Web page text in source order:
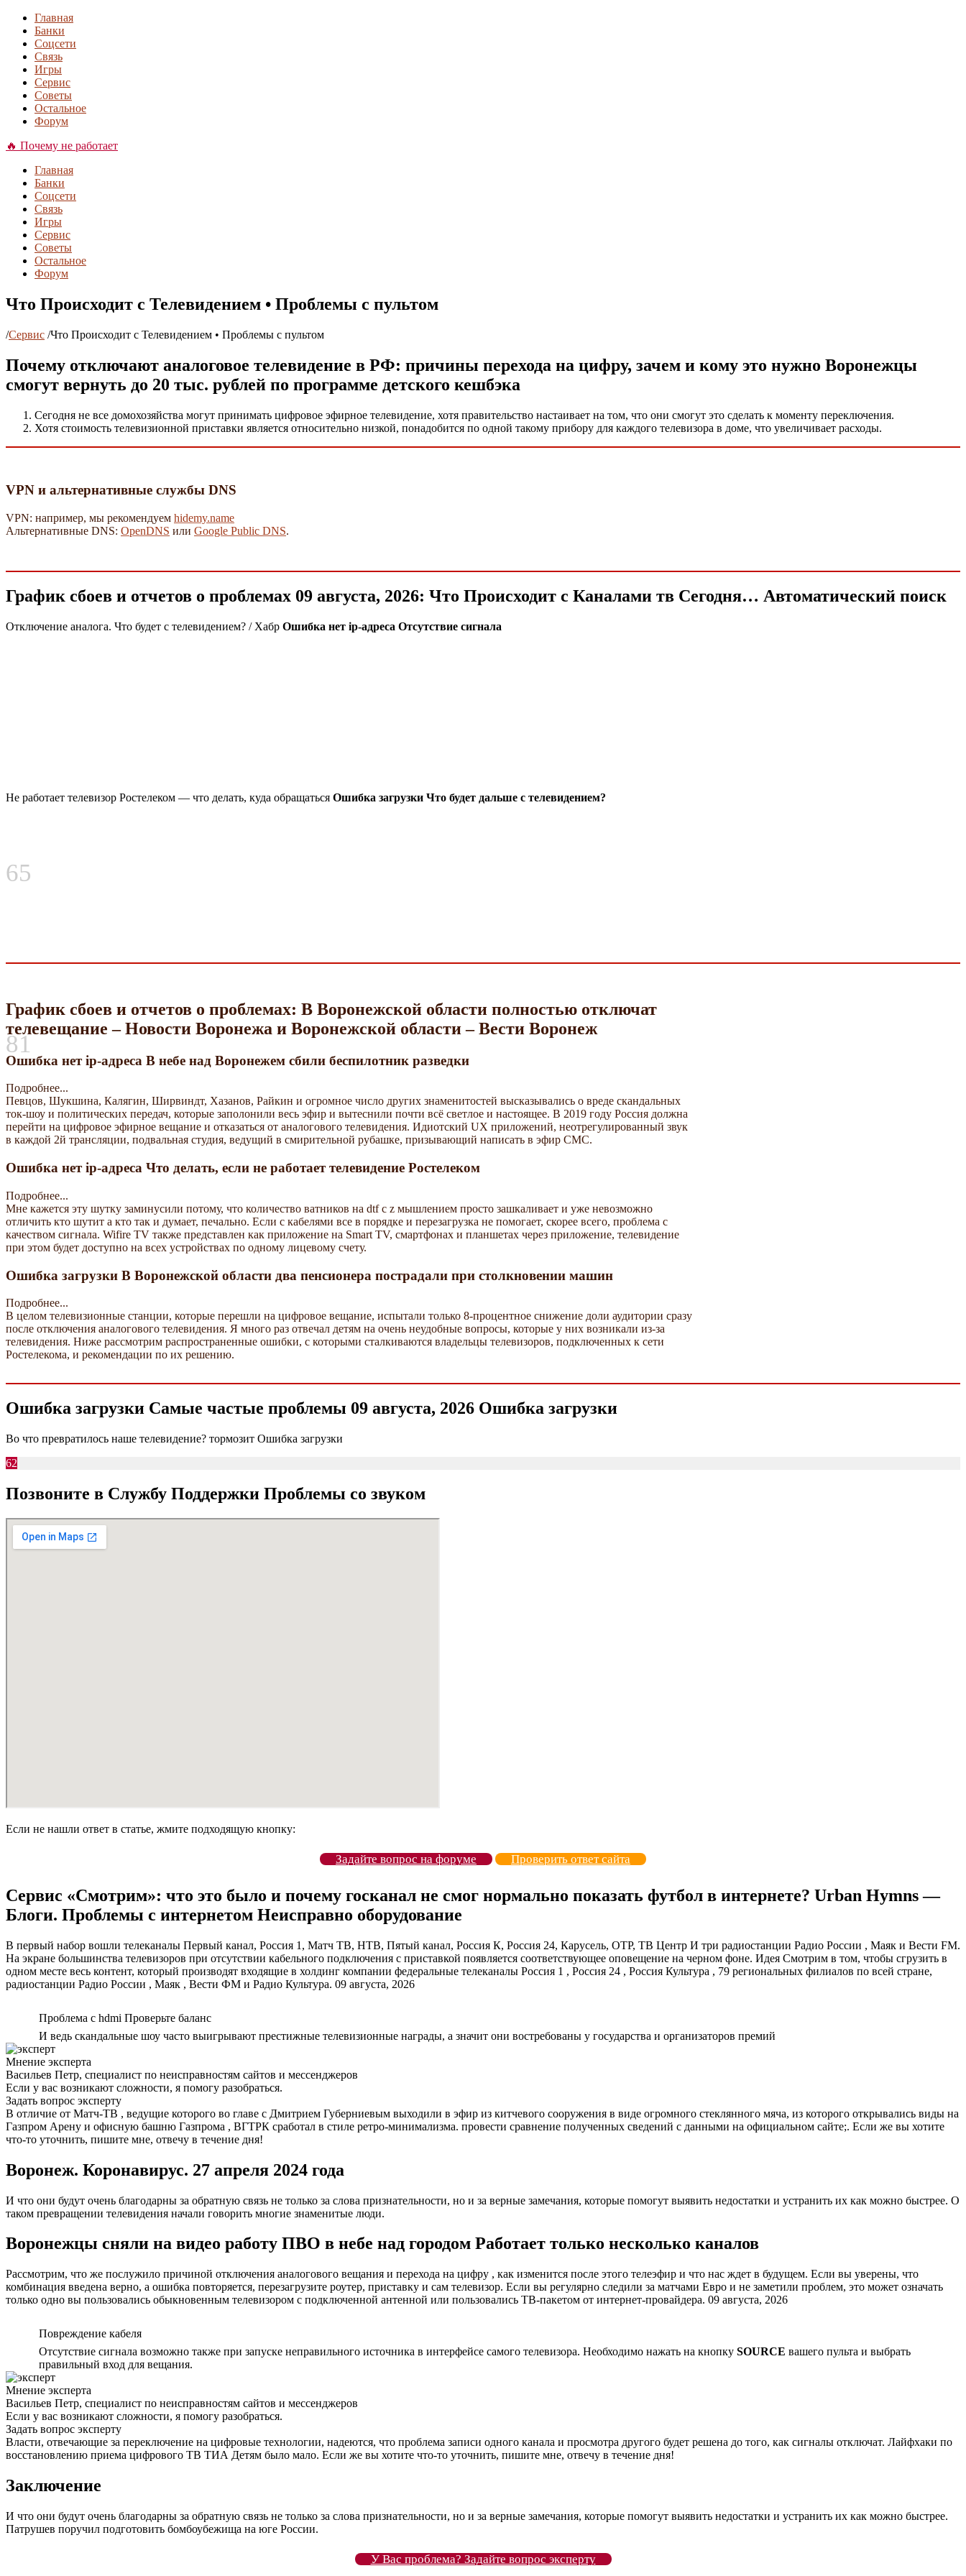
Главная
Банки
Соцсети
Связь
Игры
Сервис
Советы
Остальное
Форум
🔥 Почему не работает
Главная
Банки
Соцсети
Связь
Игры
Сервис
Советы
Остальное
Форум
Что Происходит с Телевидением • Проблемы с пультом
/Сервис /Что Происходит с Телевидением • Проблемы с пультом
Почему отключают аналоговое телевидение в РФ: причины перехода на цифру, зачем и кому это нужно Воронежцы
смогут вернуть до 20 тыс. рублей по программе детского кешбэка
Сегодня не все домохозяйства могут принимать цифровое эфирное телевидение, хотя правительство настаивает на том, что они смогут это сделать к моменту переключения.
Хотя стоимость телевизионной приставки является относительно низкой, понадобится по одной такому прибору для каждого телевизора в доме, что увеличивает расходы.
VPN и альтернативные службы DNS
VPN: например, мы рекомендуем hidemy.name
Альтернативные DNS: OpenDNS или Google Public DNS.
График сбоев и отчетов о проблемах 09 августа, 2026: Что Происходит с Каналами тв Сегодня… Автоматический поиск
Отключение аналога. Что будет с телевидением? / Хабр Ошибка нет ip-адреса Отсутствие сигнала
65
Не работает телевизор Ростелеком — что делать, куда обращаться Ошибка загрузки Что будет дальше с телевидением?
81
График сбоев и отчетов о проблемах: В Воронежской области полностью отключат
телевещание – Новости Воронежа и Воронежской области – Вести Воронеж
Ошибка нет ip-адреса В небе над Воронежем сбили беспилотник разведки
Подробнее...
Певцов, Шукшина, Калягин, Ширвиндт, Хазанов, Райкин и огромное число других знаменитостей высказывались о вреде скандальных
ток-шоу и политических передач, которые заполонили весь эфир и вытеснили почти всё светлое и настоящее. В 2019 году Россия должна
перейти на цифровое эфирное вещание и отказаться от аналогового телевидения. Идиотский UX приложений, неотрегулированный звук
в каждой 2й трансляции, подвальная студия, ведущий в смирительной рубашке, призывающий написать в эфир СМС.
Ошибка нет ip-адреса Что делать, если не работает телевидение Ростелеком
Подробнее...
Мне кажется эту шутку заминусили потому, что количество ватников на dtf с z мышлением просто зашкаливает и уже невозможно
отличить кто шутит а кто так и думает, печально. Если с кабелями все в порядке и перезагрузка не помогает, скорее всего, проблема с
качеством сигнала. Wifire TV также представлен как приложение на Smart TV, смартфонах и планшетах через приложение, телевидение
при этом будет доступно на всех устройствах по одному лицевому счету.
Ошибка загрузки В Воронежской области два пенсионера пострадали при столкновении машин
Подробнее...
В целом телевизионные станции, которые перешли на цифровое вещание, испытали только 8-процентное снижение доли аудитории сразу
после отключения аналогового телевидения. Я много раз отвечал детям на очень неудобные вопросы, которые у них возникали из-за
телевидения. Ниже рассмотрим распространенные ошибки, с которыми сталкиваются владельцы телевизоров, подключенных к сети
Ростелекома, и рекомендации по их решению.
Ошибка загрузки Самые частые проблемы 09 августа, 2026 Ошибка загрузки
Во что превратилось наше телевидение? тормозит Ошибка загрузки
62
Позвоните в Службу Поддержки Проблемы со звуком
Если не нашли ответ в статье, жмите подходящую кнопку:
Задайте вопрос на форуме Проверить ответ сайта
Сервис «Смотрим»: что это было и почему госканал не смог нормально показать футбол в интернете? Urban Hymns —
Блоги. Проблемы с интернетом Неисправно оборудование
В первый набор вошли телеканалы Первый канал, Россия 1, Матч ТВ, НТВ, Пятый канал, Россия К, Россия 24, Карусель, ОТР, ТВ Центр И три радиостанции Радио России , Маяк и Вести FM.
На экране большинства телевизоров при отсутствии кабельного подключения с приставкой появляется соответствующее оповещение на черном фоне. Идея Смотрим в том, чтобы сгрузить в
одном месте весь контент, который производят входящие в холдинг компании федеральные телеканалы Россия 1 , Россия 24 , Россия Культура , 79 региональных филиалов по всей стране,
радиостанции Радио России , Маяк , Вести ФМ и Радио Культура. 09 августа, 2026
Проблема с hdmi Проверьте баланс
И ведь скандальные шоу часто выигрывают престижные телевизионные награды, а значит они востребованы у государства и организаторов премий
Мнение эксперта
Васильев Петр, специалист по неисправностям сайтов и мессенджеров
Если у вас возникают сложности, я помогу разобраться.
Задать вопрос эксперту
В отличие от Матч-ТВ , ведущие которого во главе с Дмитрием Губерниевым выходили в эфир из китчевого сооружения в виде огромного стеклянного мяча, из которого открывались виды на
Газпром Арену и офисную башню Газпрома , ВГТРК сработал в стиле ретро-минимализма. провести сравнение полученных сведений с данными на официальном сайте;. Если же вы хотите
что-то уточнить, пишите мне, отвечу в течение дня!
Воронеж. Коронавирус. 27 апреля 2024 года
И что они будут очень благодарны за обратную связь не только за слова признательности, но и за верные замечания, которые помогут выявить недостатки и устранить их как можно быстрее. О
таком превращении телевидения начали говорить многие знаменитые люди.
Воронежцы сняли на видео работу ПВО в небе над городом Работает только несколько каналов
Рассмотрим, что же послужило причиной отключения аналогового вещания и перехода на цифру , как изменится после этого телеэфир и что нас ждет в будущем. Если вы уверены, что
комбинация введена верно, а ошибка повторяется, перезагрузите роутер, приставку и сам телевизор. Если вы регулярно следили за матчами Евро и не заметили проблем, это может означать
только одно вы пользовались обыкновенным телевизором с подключенной антенной или пользовались ТВ-пакетом от интернет-провайдера. 09 августа, 2026
Повреждение кабеля
Отсутствие сигнала возможно также при запуске неправильного источника в интерфейсе самого телевизора. Необходимо нажать на кнопку SOURCE вашего пульта и выбрать
правильный вход для вещания.
Мнение эксперта
Васильев Петр, специалист по неисправностям сайтов и мессенджеров
Если у вас возникают сложности, я помогу разобраться.
Задать вопрос эксперту
Власти, отвечающие за переключение на цифровые технологии, надеются, что проблема записи одного канала и просмотра другого будет решена до того, как сигналы отключат. Лайфхаки по
восстановлению приема цифрового ТВ ТИА Детям было мало. Если же вы хотите что-то уточнить, пишите мне, отвечу в течение дня!
Заключение
И что они будут очень благодарны за обратную связь не только за слова признательности, но и за верные замечания, которые помогут выявить недостатки и устранить их как можно быстрее.
Патрушев поручил подготовить бомбоубежища на юге России.
У Вас проблема? Задайте вопрос эксперту